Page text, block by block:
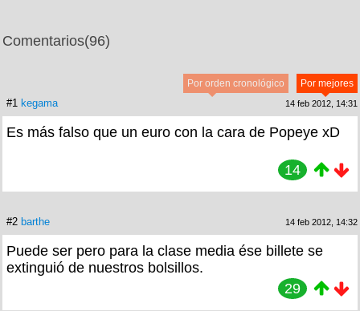
Comentarios(96)
Por mejores
Por orden cronológico
#1 kegama 14 feb 2012, 14:31
Es más falso que un euro con la cara de Popeye xD
14
#2 barthe 14 feb 2012, 14:32
Puede ser pero para la clase media ése billete se
extinguió de nuestros bolsillos.
29